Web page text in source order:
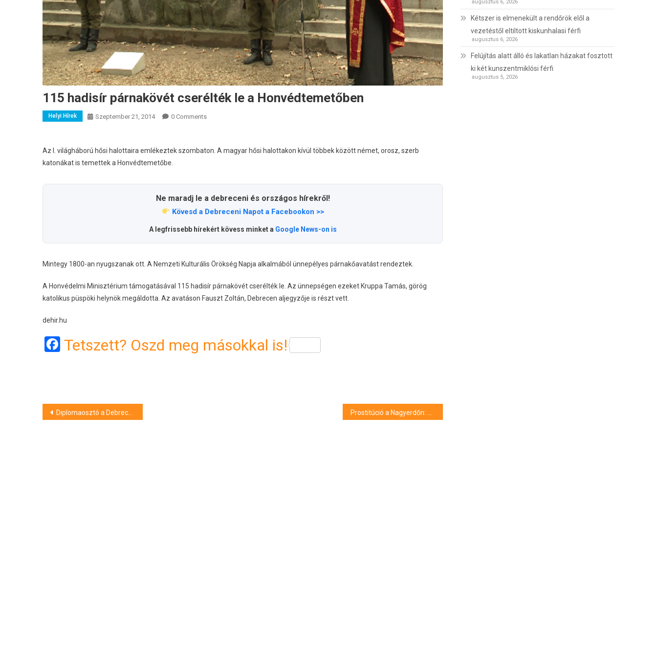
115 hadisír párnakövét cserélték le a Honvédtemetőben
Helyi Hírek Szeptember 21, 2014 0 Comments
Az I. világháború hősi halottaira emlékeztek szombaton. A magyar hősi halottakon kívül többek között német, orosz, szerb
katonákat is temettek a Honvédtemetőbe.
Ne maradj le a debreceni és országos hírekről!
Kövesd a Debreceni Napot a Facebookon >>
A legfrissebb hírekért kövess minket a Google News-on is
Mintegy 1800-an nyugszanak ott. A Nemzeti Kulturális Örökség Napja alkalmából ünnepélyes párnakőavatást rendeztek.
A Honvédelmi Minisztérium támogatásával 115 hadisír párnakövét cserélték le. Az ünnepségen ezeket Kruppa Tamás, görög
katolikus püspöki helynök megáldotta. Az avatáson Fauszt Zoltán, Debrecen aljegyzője is részt vett.
dehir.hu
Facebook
Tetszett? Oszd meg másokkal is!
Bejegyzés
Diplomaosztó a Debreceni Egyetem Általános Orvostudományi Karán: itt a végzősök névsora
augusztus 6, 2026
Kétszer is elmenekült a rendőrök elől a
vezetéstől eltiltott kiskunhalasi férfi
augusztus 6, 2026
Felújítás alatt álló és lakatlan házakat fosztott
ki két kunszentmiklósi férfi
augusztus 5, 2026